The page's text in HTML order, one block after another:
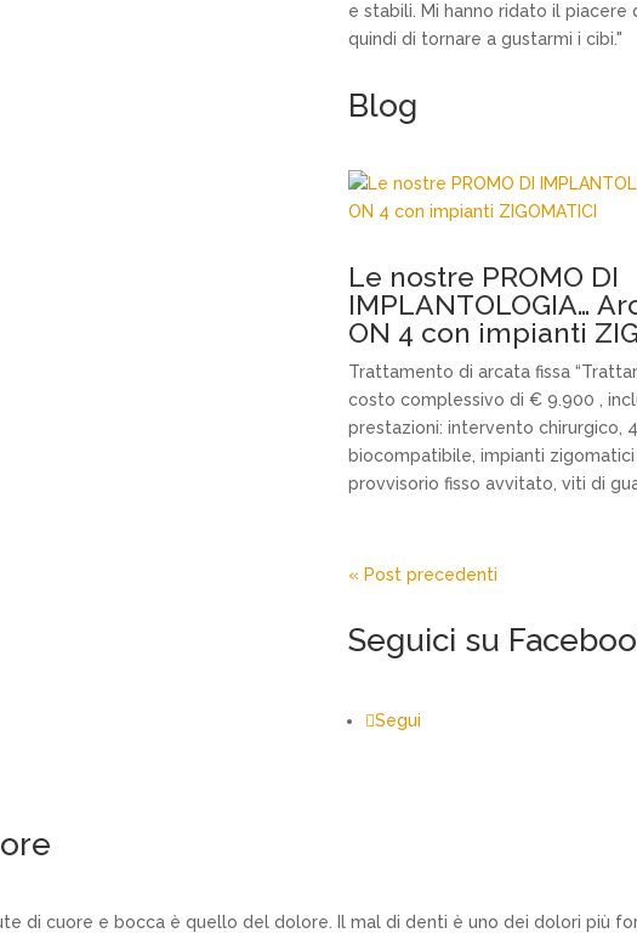
e stabili. Mi hanno ridato il piacere
quindi di tornare a gustarmi i cibi."
Blog
Le nostre PROMO DI
IMPLANTOLOGIA…
ON 4 con impianti
Trattamento di arcata fissa
costo complessivo di € 9.900 ,
prestazioni: intervento chirurgico,
biocompatibile, impianti zigomatici
provvisorio fisso avvitato, viti di
« Post precedenti
Seguici su
Segui
di cuore e bocca è quello del dolore. Il mal di denti è uno dei dolori più